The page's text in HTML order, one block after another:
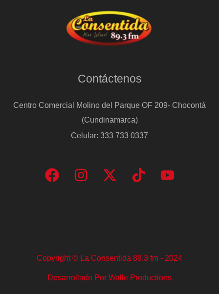
Contáctenos
Centro Comercial Molino del Parque OF 209- Chocontá
(Cundinamarca)
Celular: 333 733 0337
Copyright © La Consentida 89.3 fm - 2024
Desarrollado Por Walle Productions